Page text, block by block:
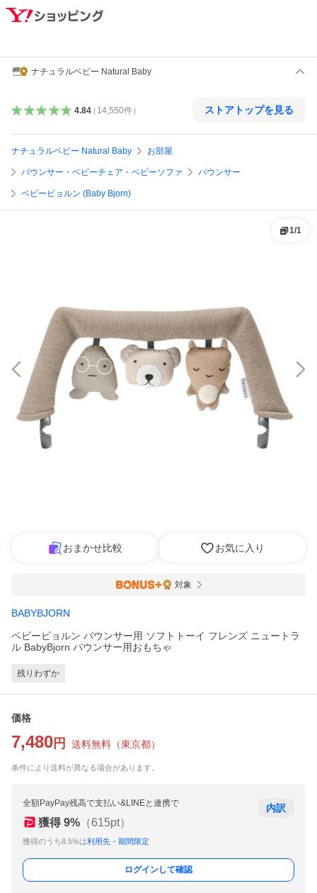
ナチュラルベビー Natural Baby
4.84（ 14,550件） ストアトップを見る
ナチュラルベビー Natural Baby お部屋
バウンサー・ベビーチェア・ベビーソファ バウンサー
ベビービョルン (Baby Bjorn)
1/1
おまかせ比較 お気に入り
対象
BABYBJORN
ベビービョルン バウンサー用 ソフトトーイ フレンズ ニュートラ
ル BabyBjorn バウンサー用おもちゃ
残りわずか
価格
7,480 円 送料無料 （東京都）
条件により送料が異なる場合があります。
全額PayPay残高で支払い&LINEと連携で
獲得 9% （615pt）
獲得のうち8.5%は利用先・期間限定
内訳
ログインして確認